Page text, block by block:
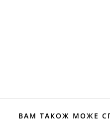
ВАМ ТАКОЖ МОЖЕ